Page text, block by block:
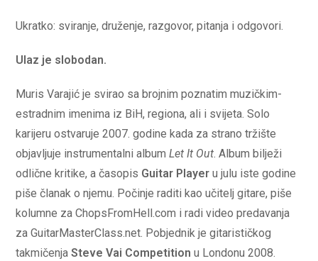
Ukratko: sviranje, druženje, razgovor, pitanja i odgovori.
Ulaz je slobodan.
Muris Varajić je svirao sa brojnim poznatim muzičkim-
estradnim imenima iz BiH, regiona, ali i svijeta. Solo
karijeru ostvaruje 2007. godine kada za strano tržište
objavljuje instrumentalni albumLet It Out. Album bilježi
odlične kritike, a časopis Guitar Player u julu iste godine
piše članak o njemu. Počinje raditi kao učitelj gitare, piše
kolumne za ChopsFromHell.com i radi video predavanja
za GuitarMasterClass.net. Pobjednik je gitarističkog
takmičenjaSteve Vai Competition u Londonu 2008.